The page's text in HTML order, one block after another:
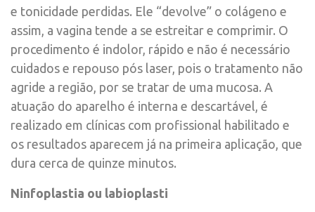
e tonicidade perdidas. Ele “devolve” o colágeno e
assim, a vagina tende a se estreitar e comprimir. O
procedimento é indolor, rápido e não é necessário
cuidados e repouso pós laser, pois o tratamento não
agride a região, por se tratar de uma mucosa. A
atuação do aparelho é interna e descartável, é
realizado em clínicas com profissional habilitado e
os resultados aparecem já na primeira aplicação, que
dura cerca de quinze minutos.
Ninfoplastia ou labioplasti